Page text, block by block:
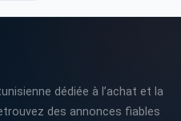
dédiée à l’achat et la
des annonces fiables